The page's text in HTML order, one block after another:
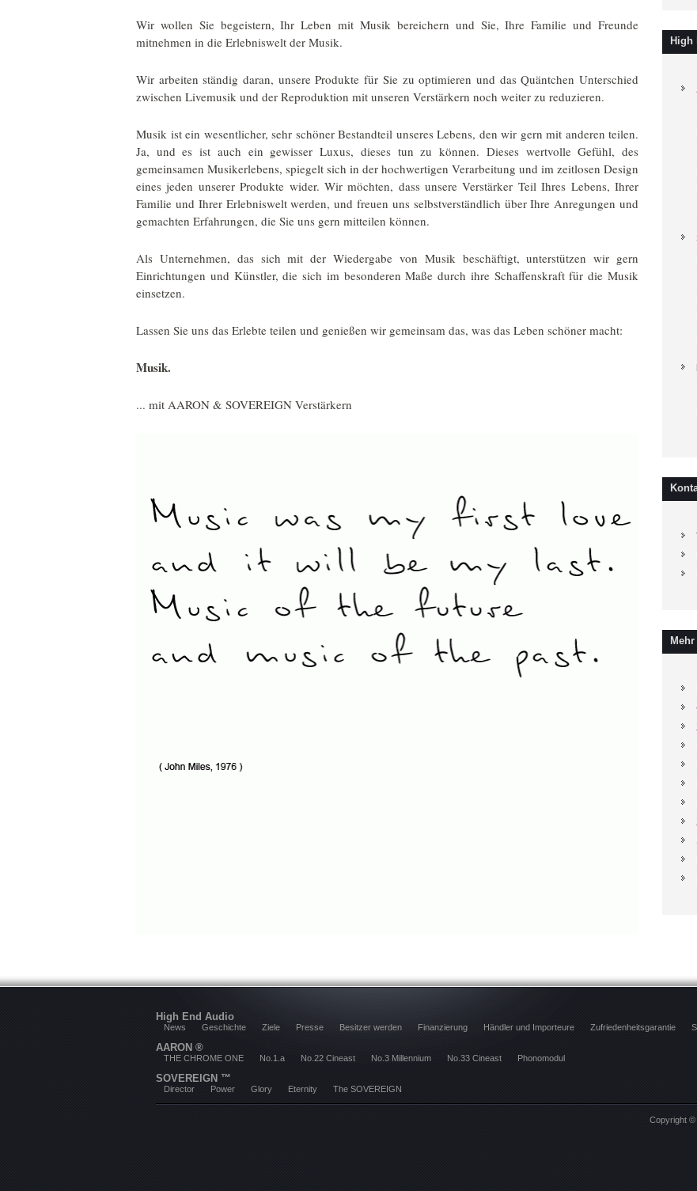
Wir wollen Sie begeistern, Ihr Leben mit Musik bereichern und Sie, Ihre Familie und Freunde
mitnehmen in die Erlebniswelt der Musik.
Wir arbeiten ständig daran, unsere Produkte für Sie zu optimieren und das Quäntchen Unterschied
zwischen Livemusik und der Reproduktion mit unseren Verstärkern noch weiter zu reduzieren.
Musik ist ein wesentlicher, sehr schöner Bestandteil unseres Lebens, den wir gern mit anderen teilen.
Ja, und es ist auch ein gewisser Luxus, dieses tun zu können. Dieses wertvolle Gefühl, des
gemeinsamen Musikerlebens, spiegelt sich in der hochwertigen Verarbeitung und im zeitlosen Design
eines jeden unserer Produkte wider. Wir möchten, dass unsere Verstärker Teil Ihres Lebens, Ihrer
Familie und Ihrer Erlebniswelt werden, und freuen uns selbstverständlich über Ihre Anregungen und
gemachten Erfahrungen, die Sie uns gern mitteilen können.
Als Unternehmen, das sich mit der Wiedergabe von Musik beschäftigt, unterstützen wir gern
Einrichtungen und Künstler, die sich im besonderen Maße durch ihre Schaffenskraft für die Musik
einsetzen.
Lassen Sie uns das Erlebte teilen und genießen wir gemeinsam das, was das Leben schöner macht:
Musik.
... mit AARON & SOVEREIGN Verstärkern
High
High End Audio
News Geschichte Ziele Presse Besitzer werden Finanzierung Händler und Importeure Zufriedenheitsgarantie
AARON ®
THE CHROME ONE No.1.a No.22 Cineast No.3 Millennium No.33 Cineast Phonomodul
SOVEREIGN ™
Director Power Glory Eternity The SOVEREIGN
Copyright ©